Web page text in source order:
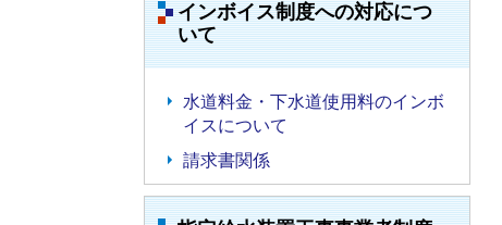
インボイス制度への対応につ
いて
水道料金・下水道使用料のインボ
イスについて
請求書関係